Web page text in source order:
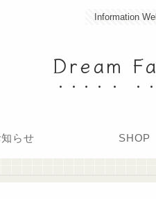
Information
Dream
知らせ SHOP